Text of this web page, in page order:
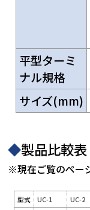
平型ターミ
ナル規格
サイズ(mm)
◆製品比較表
※現在ご覧のペー
型式 UC-1 UC-2